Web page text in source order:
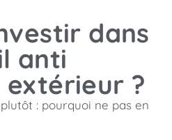
dans
anti
?
: pourquoi ne pas en